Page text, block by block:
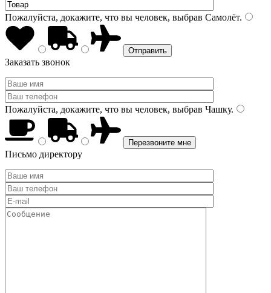
Пожалуйста, докажите, что вы человек, выбрав Самолёт.
Заказать звонок
Пожалуйста, докажите, что вы человек, выбрав Чашку.
Письмо директору